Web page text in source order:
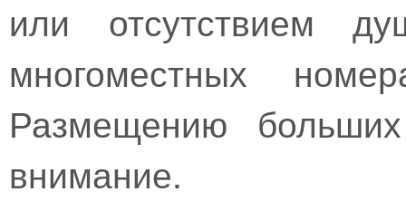
или отсутствием
многоместных
Размещению
внимание.